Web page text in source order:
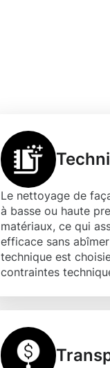
Le nettoyage de
à basse ou haute
matériaux, ce qui
efficace sans
technique est
contraintes